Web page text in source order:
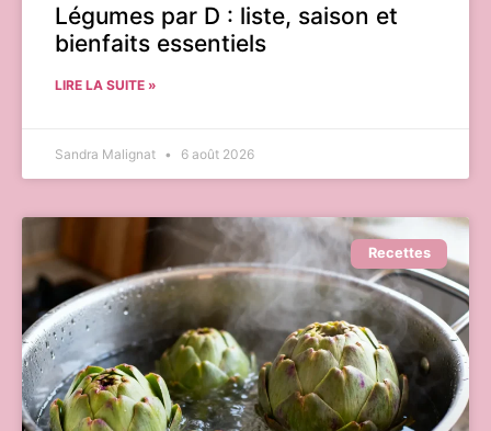
Légumes par D : liste, saison et
bienfaits essentiels
LIRE LA SUITE »
Sandra Malignat 6 août 2026
Recettes